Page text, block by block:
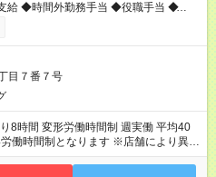
給 ◆時間外勤務手当 ◆役職手当 ◆育児
月5000円～25000円） ・昇給年1
試用期間】試用期間あ
目７番７号
8時間 変形労働時間制 週実働 平均40